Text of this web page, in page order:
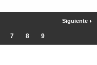
7 8 9
Siguiente